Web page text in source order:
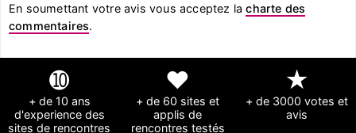
En soumettant votre avis vous acceptez lacharte des
commentaires.
➓
+ de 10 ans
d'experience des
sites de rencontres
❤
+ de 60 sites et
applis de
rencontres testés
★
+ de 3000 votes et
avis